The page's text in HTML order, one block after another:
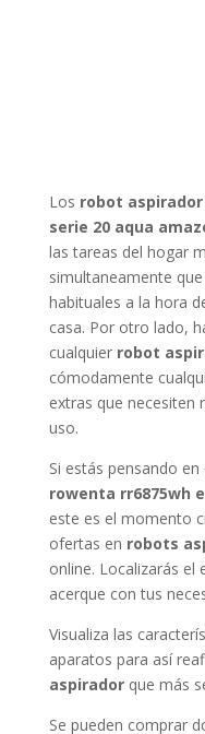
Los robot
serie 20 aqua
las tareas del hogar
simultaneamente
habituales a la hora
casa. Por otro lado,
cualquier robot
cómodamente
extras que necesiten
uso.
Si estás pensando
rowenta rr6875wh
este es el momento
ofertas en robots
online. Localizarás el
acerque con tus
Visualiza las
aparatos para así
aspiradorque más
Se pueden comprar